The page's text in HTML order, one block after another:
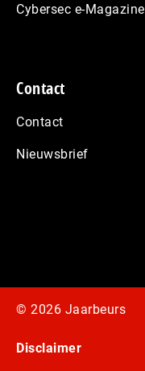
Cybersec e-Magazine
Contact
Contact
Nieuwsbrief
© 2026 Jaarbeurs
Disclaimer